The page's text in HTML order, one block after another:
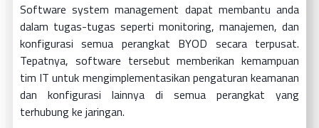
Software system management dapat membantu anda
dalam tugas-tugas seperti monitoring, manajemen, dan
konfigurasi semua perangkat BYOD secara terpusat.
Tepatnya, software tersebut memberikan kemampuan
tim IT untuk mengimplementasikan pengaturan keamanan
dan konfigurasi lainnya di semua perangkat yang
terhubung ke jaringan.